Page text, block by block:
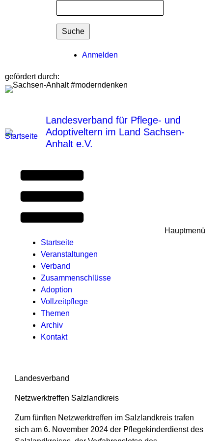
Benutzermenü
Anmelden
gefördert durch:
Landesverband für Pflege- und
Adoptiveltern im Land Sachsen-
Anhalt e.V.
Hauptmenü
Startseite
Veranstaltungen
Verband
Zusammenschlüsse
Adoption
Vollzeitpflege
Themen
Archiv
Kontakt
Landesverband
Netzwerktreffen Salzlandkreis
Zum fünften Netzwerktreffen im Salzlandkreis trafen
sich am 6. November 2024 der Pflegekinderdienst des